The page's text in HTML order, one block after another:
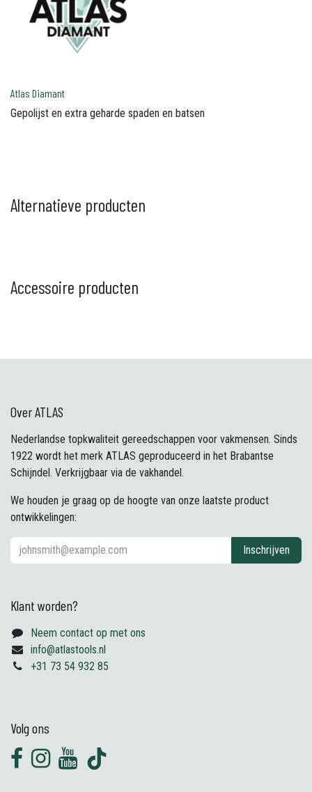
Atlas Diamant
Gepolijst en extra geharde spaden en batsen
Alternatieve producten
Accessoire producten
Over ATLAS
Nederlandse topkwaliteit gereedschappen voor vakmensen. Sinds
1922 wordt het merk ATLAS geproduceerd in het Brabantse
Schijndel. Verkrijgbaar via de vakhandel.
We houden je graag op de hoogte van onze laatste product
ontwikkelingen:
Inschrijven
Klant worden?
Neem contact op met ons
info@atlastools.nl
+31 73 54 932 85
Volg ons